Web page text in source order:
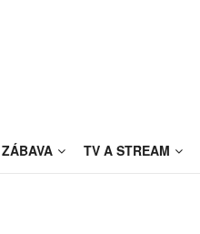
ZÁBAVA TV A STREAM